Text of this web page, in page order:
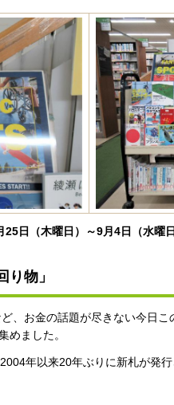
日（木曜日）～9月4日（水曜
物」
、お金の話題が尽きない今日
めました。
年以来20年ぶりに新札が発